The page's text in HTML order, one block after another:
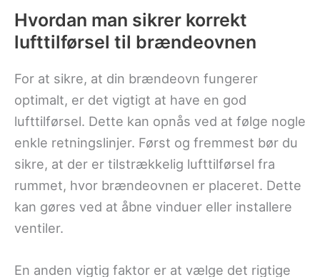
Hvordan man sikrer korrekt
lufttilførsel til brændeovnen
For at sikre, at din brændeovn fungerer
optimalt, er det vigtigt at have en god
lufttilførsel. Dette kan opnås ved at følge nogle
enkle retningslinjer. Først og fremmest bør du
sikre, at der er tilstrækkelig lufttilførsel fra
rummet, hvor brændeovnen er placeret. Dette
kan gøres ved at åbne vinduer eller installere
ventiler.
En anden vigtig faktor er at vælge det rigtige